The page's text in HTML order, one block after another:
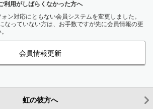
利用がしばらくなかった方へ
ン対応にともない会員システムを変更しました。
なっていない方は、お手数ですが先に会員情報の更
会員情報更新
虹の彼方へ